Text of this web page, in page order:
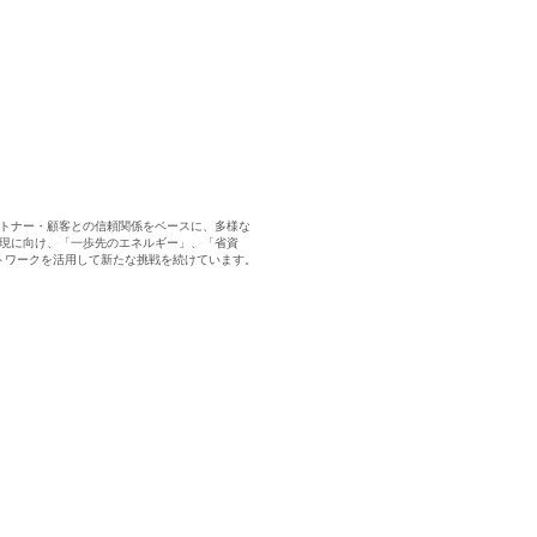
ナー・顧客との信頼関係をベースに、多様な
に向け、「一歩先のエネルギー」、「省資
ークを活用して新たな挑戦を続けています。